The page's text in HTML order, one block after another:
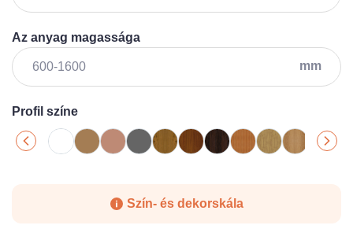
Az anyag magassága
mm
Profil színe
Szín- és dekorskála